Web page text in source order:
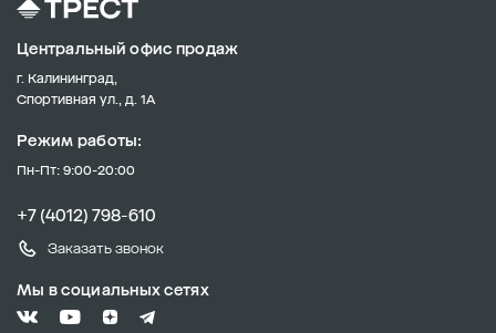
Центральный офис продаж
г. Калининград,
Спортивная ул., д. 1А
Режим работы:
Пн-Пт: 9:00-20:00
+7 (4012) 798-610
Заказать звонок
Мы в социальных сетях